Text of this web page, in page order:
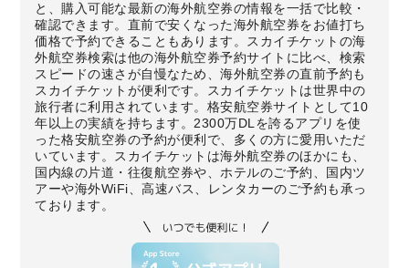
と、購入可能な最新の海外航空券の情報を一括で比較・
確認できます。直前で安くなった海外航空券をお値打ち
価格で予約できることもあります。スカイチケットの海
外航空券検索は他の海外航空券予約サイトに比べ、検索
スピードの速さが自慢なため、海外航空券の直前予約も
スカイチケットが便利です。スカイチケットは世界中の
旅行者に利用されています。格安航空券サイトとして10
年以上の実績を持ちます。2300万DLを誇るアプリを使
った格安航空券の予約が便利で、多くの方に愛用いただ
いています。スカイチケットは海外航空券のほかにも、
国内線の片道・往復航空券や、ホテルのご予約、国内ツ
アーや海外WiFi、高速バス、レンタカーのご予約も承っ
ております。